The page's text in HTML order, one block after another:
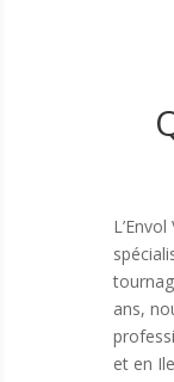
ans,
et en